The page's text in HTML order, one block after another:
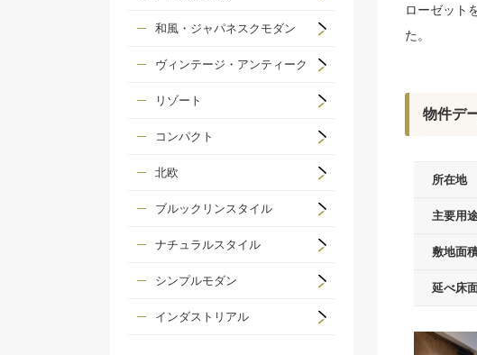
ローゼット
た。
物件デ
所在地
主要用
敷地面
延べ床
和風・ジャパネスクモダン
ヴィンテージ・アンティーク
リゾート
コンパクト
北欧
ブルックリンスタイル
ナチュラルスタイル
シンプルモダン
インダストリアル